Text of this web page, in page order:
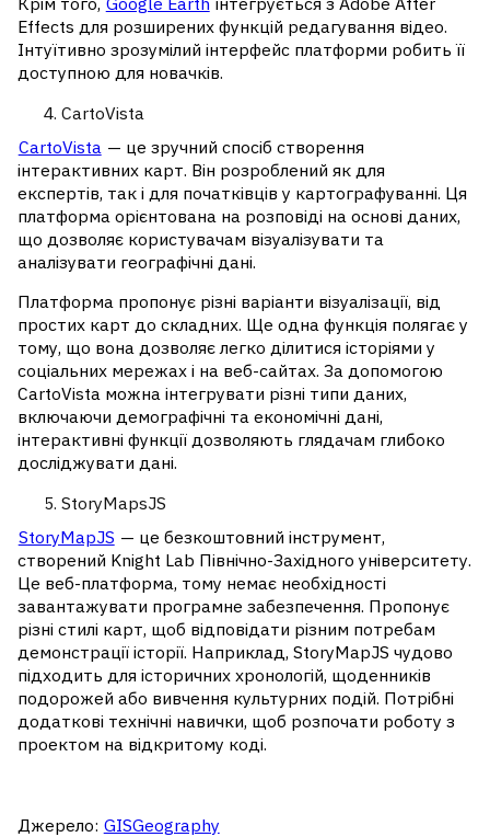
Effects для розширених функцій редагування відео.
Інтуїтивно зрозумілий інтерфейс платформи робить її
доступною для новачків.
CartoVista
CartoVista — це зручний спосіб створення
інтерактивних карт. Він розроблений як для
експертів, так і для початківців у картографуванні. Ця
платформа орієнтована на розповіді на основі даних,
що дозволяє користувачам візуалізувати та
аналізувати географічні дані.
Платформа пропонує різні варіанти візуалізації, від
простих карт до складних. Ще одна функція полягає у
тому, що вона дозволяє легко ділитися історіями у
соціальних мережах і на веб-сайтах. За допомогою
CartoVista можна інтегрувати різні типи даних,
включаючи демографічні та економічні дані,
інтерактивні функції дозволяють глядачам глибоко
досліджувати дані.
StoryMapsJS
StoryMapJS — це безкоштовний інструмент,
створений Knight Lab Північно-Західного університету.
Це веб-платформа, тому немає необхідності
завантажувати програмне забезпечення. Пропонує
різні стилі карт, щоб відповідати різним потребам
демонстрації історії. Наприклад, StoryMapJS чудово
підходить для історичних хронологій, щоденників
подорожей або вивчення культурних подій. Потрібні
додаткові технічні навички, щоб розпочати роботу з
проектом на відкритому коді.
Джерело: GISGeography